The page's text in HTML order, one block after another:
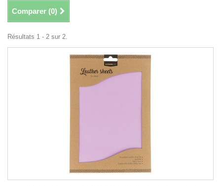
Comparer (0)
Résultats 1 - 2 sur 2.